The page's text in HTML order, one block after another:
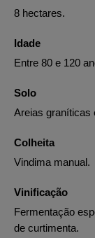
8 hectares.
Idade
Entre 80 e 120
Solo
Areias graníticas
Colheita
Vindima manual.
Vinificação
Fermentação
de curtimenta.